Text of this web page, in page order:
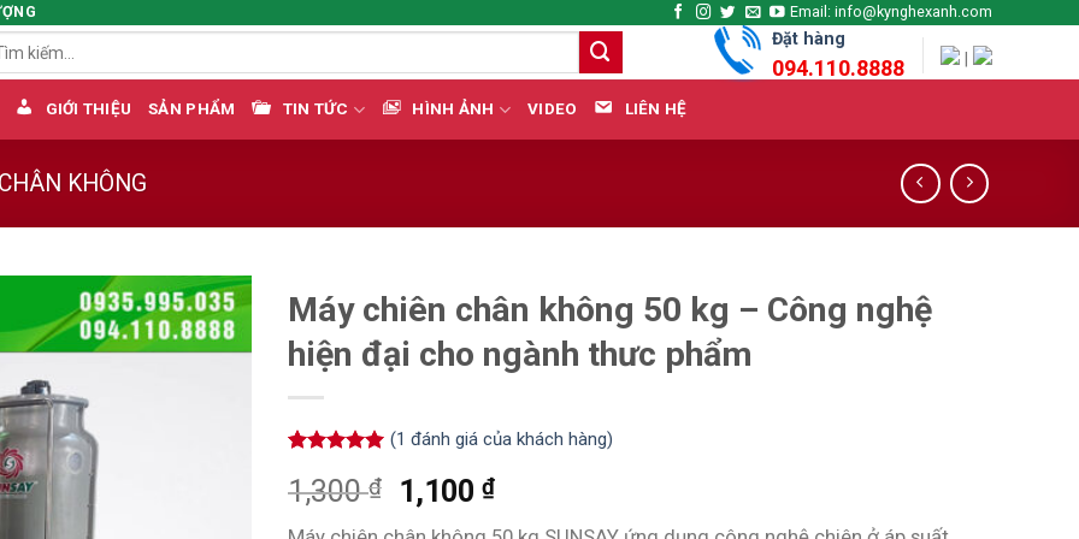
Email: info@kynghexanh.com
Đặt hàng
094.110.8888
GIỚI THIỆU SẢN PHẨM TIN TỨC HÌNH ẢNH VIDEO LIÊN HỆ
KHÔNG
Máy chiên chân không 50 kg – Công nghệ
hiện đại cho ngành thưc phẩm
dựa trên
đánh giá
(1 đánh giá của khách hàng)
1,300₫ 1,100 ₫